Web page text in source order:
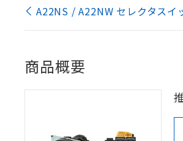
A22NS / A22NW セレクタスイ
商品概要